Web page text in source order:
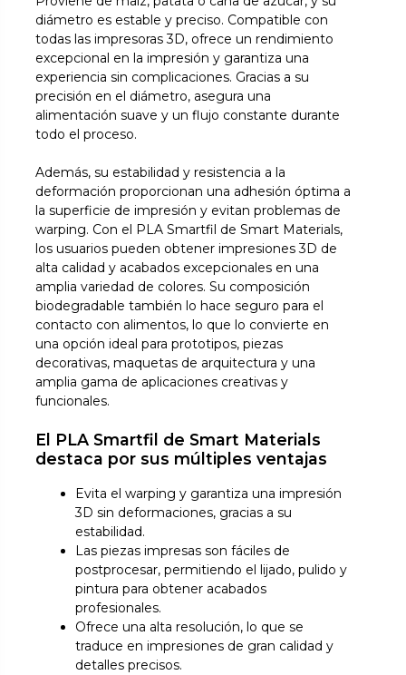
diámetro es estable y preciso. Compatible con
todas las impresoras 3D, ofrece un rendimiento
excepcional en la impresión y garantiza una
experiencia sin complicaciones. Gracias a su
precisión en el diámetro, asegura una
alimentación suave y un flujo constante durante
todo el proceso.
Además, su estabilidad y resistencia a la
deformación proporcionan una adhesión óptima a
la superficie de impresión y evitan problemas de
warping. Con el PLA Smartfil de Smart Materials,
los usuarios pueden obtener impresiones 3D de
alta calidad y acabados excepcionales en una
amplia variedad de colores. Su composición
biodegradable también lo hace seguro para el
contacto con alimentos, lo que lo convierte en
una opción ideal para prototipos, piezas
decorativas, maquetas de arquitectura y una
amplia gama de aplicaciones creativas y
funcionales.
El PLA Smartfil de Smart Materials
destaca por sus múltiples ventajas
Evita el warping y garantiza una impresión
3D sin deformaciones, gracias a su
estabilidad.
Las piezas impresas son fáciles de
postprocesar, permitiendo el lijado, pulido y
pintura para obtener acabados
profesionales.
Ofrece una alta resolución, lo que se
traduce en impresiones de gran calidad y
detalles precisos.